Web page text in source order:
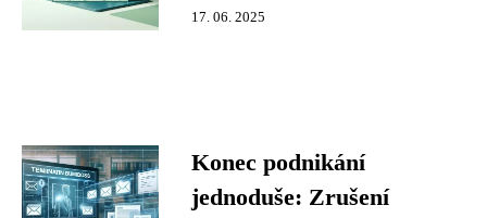
17. 06. 2025
Konec podnikání
jednoduše: Zrušení